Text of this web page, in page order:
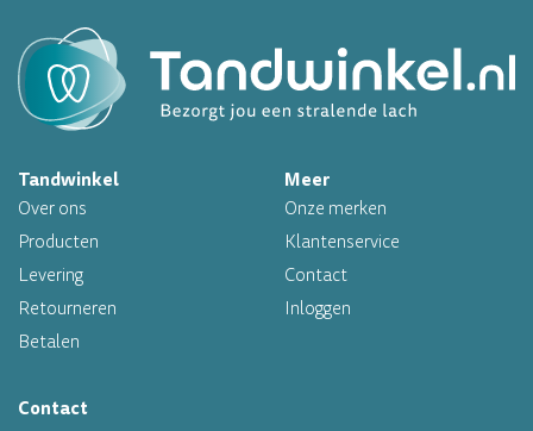
Op werkdagen voor 16.00 uur besteld, morgen in huis
Professioneel assortiment
Altijd op voorraad
Tandwinkel
Over ons
Producten
Levering
Retourneren
Betalen
Meer
Onze merken
Klantenservice
Contact
Inloggen
Contact